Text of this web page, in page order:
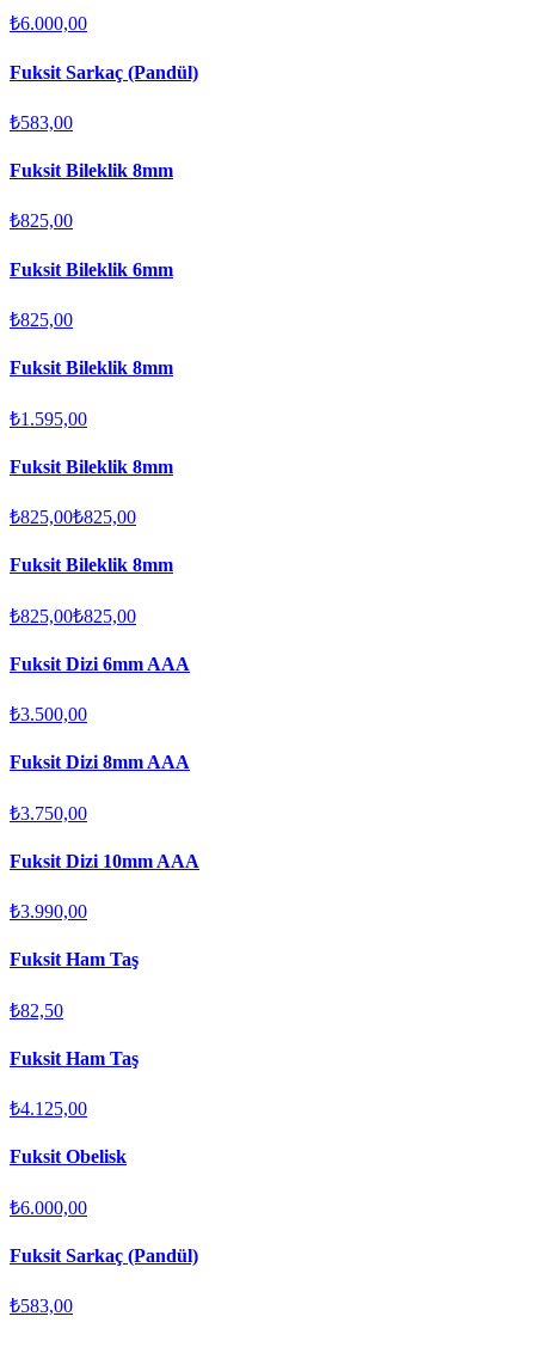
₺6.000,00
Fuksit Sarkaç (Pandül)
₺583,00
Fuksit Bileklik 8mm
₺825,00
Fuksit Bileklik 6mm
₺825,00
Fuksit Bileklik 8mm
₺1.595,00
Fuksit Bileklik 8mm
₺825,00₺825,00
Fuksit Bileklik 8mm
₺825,00₺825,00
Fuksit Dizi 6mm AAA
₺3.500,00
Fuksit Dizi 8mm AAA
₺3.750,00
Fuksit Dizi 10mm AAA
₺3.990,00
Fuksit Ham Taş
₺82,50
Fuksit Ham Taş
₺4.125,00
Fuksit Obelisk
₺6.000,00
Fuksit Sarkaç (Pandül)
₺583,00